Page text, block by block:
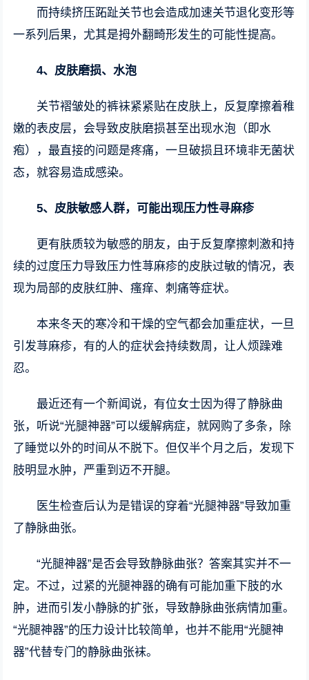
而持续挤压跖趾关节也会造成加速关节退化变形等
一系列后果，尤其是拇外翻畸形发生的可能性提高。
4、皮肤磨损、水泡
关节褶皱处的裤袜紧紧贴在皮肤上，反复摩擦着稚
嫩的表皮层，会导致皮肤磨损甚至出现水泡（即水
疱），最直接的问题是疼痛，一旦破损且环境非无菌状
态，就容易造成感染。
5、皮肤敏感人群，可能出现压力性寻麻疹
更有肤质较为敏感的朋友，由于反复摩擦刺激和持
续的过度压力导致压力性荨麻疹的皮肤过敏的情况，表
现为局部的皮肤红肿、瘙痒、刺痛等症状。
本来冬天的寒冷和干燥的空气都会加重症状，一旦
引发荨麻疹，有的人的症状会持续数周，让人烦躁难
忍。
最近还有一个新闻说，有位女士因为得了静脉曲
张，听说“光腿神器”可以缓解病症，就网购了多条，除
了睡觉以外的时间从不脱下。但仅半个月之后，发现下
肢明显水肿，严重到迈不开腿。
医生检查后认为是错误的穿着“光腿神器”导致加重
了静脉曲张。
“光腿神器”是否会导致静脉曲张？答案其实并不一
定。不过，过紧的光腿神器的确有可能加重下肢的水
肿，进而引发小静脉的扩张，导致静脉曲张病情加重。
“光腿神器”的压力设计比较简单，也并不能用“光腿神
器”代替专门的静脉曲张袜。